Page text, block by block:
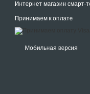
Интернет магазин смарт-
Принимаем к оплате
Мобильная версия